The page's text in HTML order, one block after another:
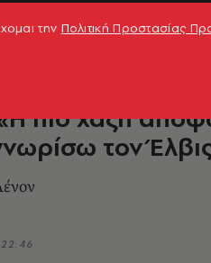
πιο χαζή
τον
την Πολιτική Προστασίας